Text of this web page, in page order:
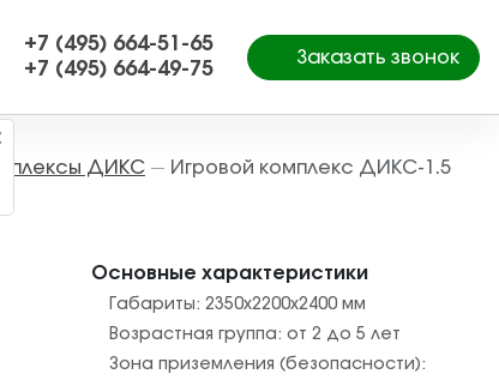
+7 (495) 664-51-65
+7 (495) 664-49-75
Заказать звонок
ДИКС — Игровой комплекс ДИКС-1.5
Основные характеристики
Габариты: 2350х2200х2400 мм
Возрастная группа: от 2 до 5 лет
Зона приземления (безопасности):